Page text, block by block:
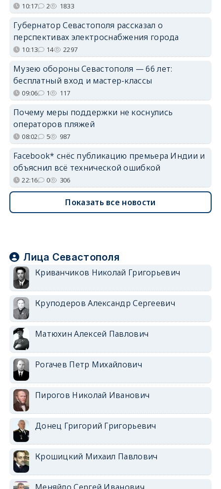
10:17 2 1833
Губернатор Севастополя рассказал о
перспективах электроснабжения города
10:13 14 2297
Музею обороны Севастополя — 66 лет:
бесплатный вход и мастер-классы
09:06 1 117
Почему меры поддержки не коснулись
операторов пляжей
08:02 5 987
Facebook* снёс публикацию премьера Индии и
объяснил всё технической ошибкой
22:16 0 306
Показать все новости
Лица Севастополя
Криванчиков Николай Григорьевич
Круподеров Александр Сергеевич
Матюхин Алексей Павлович
Рогачев Петр Михайлович
Пирогов Николай Иванович
Донец Григорий Григорьевич
Крошицкий Михаил Павлович